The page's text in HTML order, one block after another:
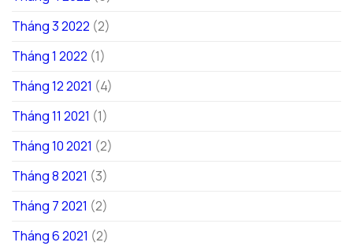
Tháng 3 2022 (2)
Tháng 1 2022 (1)
Tháng 12 2021 (4)
Tháng 11 2021 (1)
Tháng 10 2021 (2)
Tháng 8 2021 (3)
Tháng 7 2021 (2)
Tháng 6 2021 (2)